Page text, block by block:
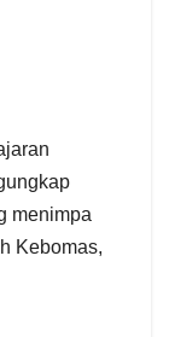
menimpa
Kebomas,